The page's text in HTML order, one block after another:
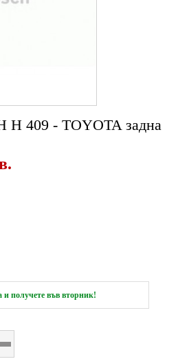
H 409 - TOYOTA задна
и получете във вторник!